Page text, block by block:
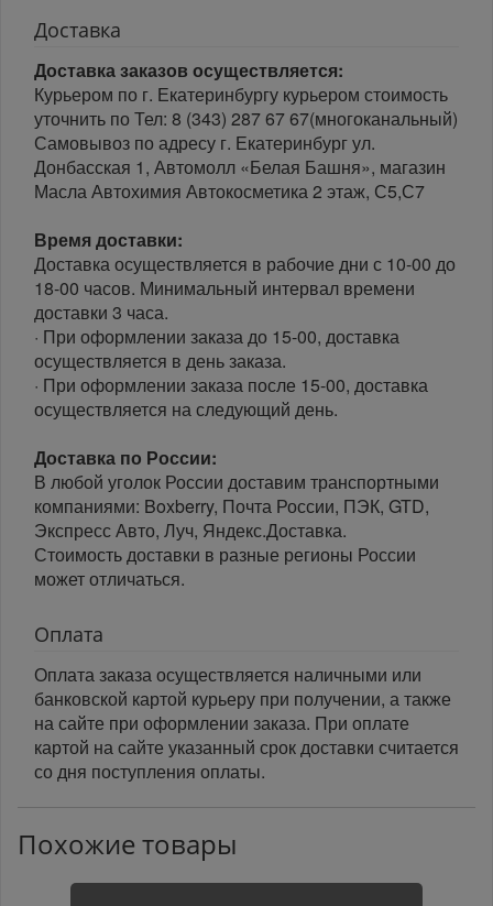
Доставка
Доставка заказов осуществляется:
Курьером по г. Екатеринбургу курьером стоимость
уточнить по Тел: 8 (343) 287 67 67(многоканальный)
Самовывоз по адресу г. Екатеринбург ул.
Донбасская 1, Автомолл «Белая Башня», магазин
Масла Автохимия Автокосметика 2 этаж, С5,С7
Время доставки:
Доставка осуществляется в рабочие дни с 10-00 до
18-00 часов. Минимальный интервал времени
доставки 3 часа.
· При оформлении заказа до 15-00, доставка
осуществляется в день заказа.
· При оформлении заказа после 15-00, доставка
осуществляется на следующий день.
Доставка по России:
В любой уголок России доставим транспортными
компаниями: Boxberry, Почта России, ПЭК, GTD,
Экспресс Авто, Луч, Яндекс.Доставка.
Стоимость доставки в разные регионы России
может отличаться.
Оплата
Оплата заказа осуществляется наличными или
банковской картой курьеру при получении, а также
на сайте при оформлении заказа. При оплате
картой на сайте указанный срок доставки считается
со дня поступления оплаты.
Похожие товары